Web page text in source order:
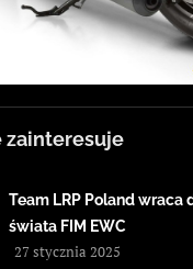
zainteresuje
Team LRP Poland wraca
świata FIM EWC
27 stycznia 2025